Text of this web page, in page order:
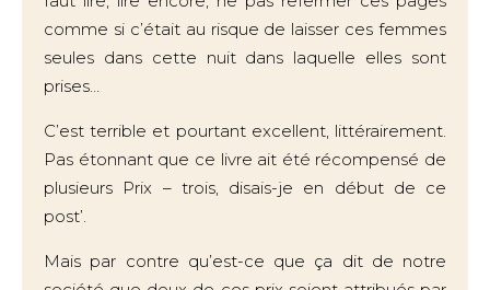
comme si c’était au risque de laisser ces femmes
seules dans cette nuit dans laquelle elles sont
prises…
C’est terrible et pourtant excellent, littérairement.
Pas étonnant que ce livre ait été récompensé de
plusieurs Prix – trois, disais-je en début de ce
post’.
Mais par contre qu’est-ce que ça dit de notre